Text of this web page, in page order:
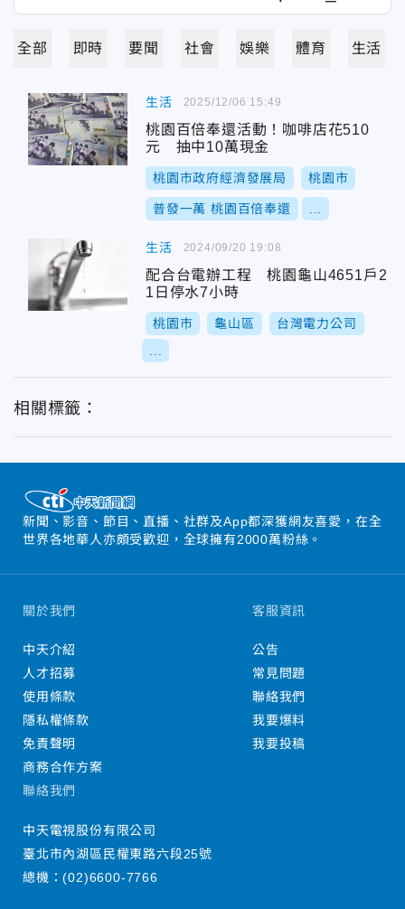
全部 即時 要聞 社會 娛樂 體育 生活
生活
桃園百倍奉還活動！咖啡店花510
元 抽中10萬現金
桃園市政府經濟發展局 桃園市
普發一萬 桃園百倍奉還
2025/12/06 15:49
生活
配合台電辦工程 桃園龜山4651戶2
1日停水7小時
桃園市 龜山區 台灣電力公司
2024/09/20 19:08
相關標籤：
新聞、影音、節目、直播、社群及App都深獲網友喜愛，在全
世界各地華人亦頗受歡迎，全球擁有2000萬粉絲。
關於我們
中天介紹
人才招募
使用條款
隱私權條款
免責聲明
商務合作方案
客服資訊
公告
常見問題
聯絡我們
我要爆料
我要投稿
聯絡我們
中天電視股份有限公司
臺北市內湖區民權東路六段25號
總機：(02)6600-7766